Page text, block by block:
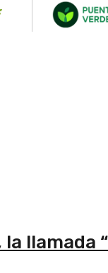
llamada